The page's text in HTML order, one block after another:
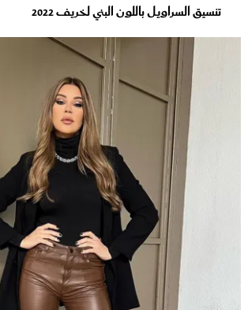
تنسيق السراويل باللون البني لخريف 2022